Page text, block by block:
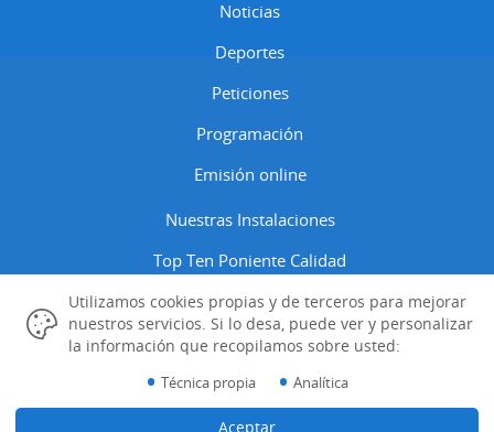
Noticias
Deportes
Peticiones
Programación
Emisión online
Nuestras Instalaciones
Top Ten Poniente Calidad
Contactar
Aviso Legal
Política Cookies
Gestión de las Cookies
Utilizamos cookies propias y de terceros para mejorar
nuestros servicios. Si lo desa, puede ver y personalizar
la información que recopilamos sobre usted:
• Técnica propia • Analítica
Aceptar